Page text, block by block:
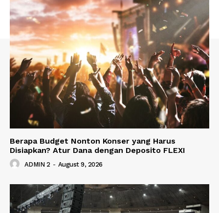
Berapa Budget Nonton Konser yang Harus
Disiapkan? Atur Dana dengan Deposito FLEXI
ADMIN 2 - August 9, 2026